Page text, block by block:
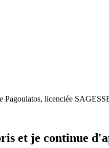
Pagoulatos, licenciée
et je continue